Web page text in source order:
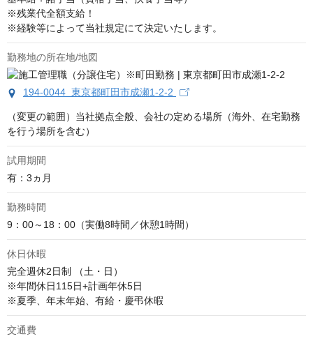
※残業代全額支給！
※経験等によって当社規定にて決定いたします。
勤務地の所在地/地図
194-0044 東京都町田市成瀬1-2-2
（変更の範囲）当社拠点全般、会社の定める場所（海外、在宅勤務
を行う場所を含む）
試用期間
有：3ヵ月
勤務時間
9：00～18：00（実働8時間／休憩1時間）
休日休暇
完全週休2日制 （土・日）
※年間休日115日+計画年休5日
※夏季、年末年始、有給・慶弔休暇
交通費